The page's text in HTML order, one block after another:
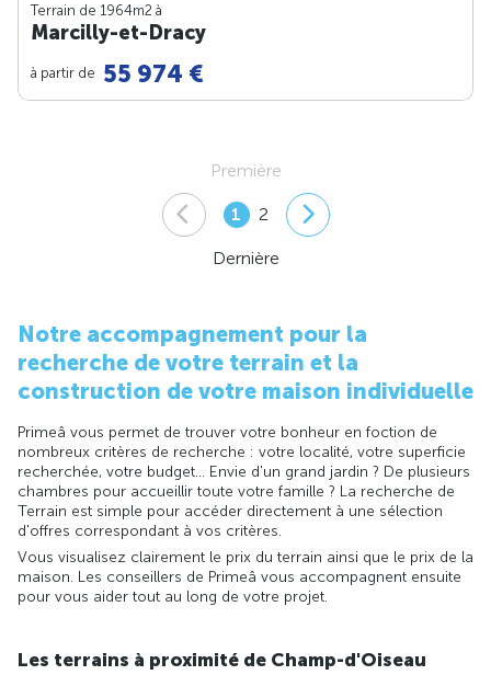
Terrain de 1964m2 à
Marcilly-et-Dracy
à partir de 55 974 €
Première
1 2
Dernière
Notre accompagnement pour la
recherche de votre terrain et la
construction de votre maison individuelle
Primeâ vous permet de trouver votre bonheur en foction de
nombreux critères de recherche : votre localité, votre superficie
recherchée, votre budget... Envie d'un grand jardin ? De plusieurs
chambres pour accueillir toute votre famille ? La recherche de
Terrain est simple pour accéder directement à une sélection
d'offres correspondant à vos critères.
Vous visualisez clairement le prix du terrain ainsi que le prix de la
maison. Les conseillers de Primeâ vous accompagnent ensuite
pour vous aider tout au long de votre projet.
Les terrains à proximité de Champ-d'Oiseau